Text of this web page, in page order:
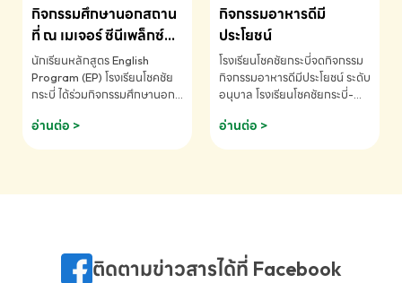
Competition K2 - ถ้วยรางวัล
รองชนะเลิศอันดับที่ 2 Mental
K2(Grop) โรงเรียนโชคชัยกระบี่-
สอบถามข้อมูลเพิ่มเติม โทร.
075-691910
กิจกรรมศึกษานอกสถาน
ที่ ณ เมเจอร์ ซีนีเพล็กซ์
ระดับประถมศึกษา (EP.1-
6)
นักเรียนหลักสูตร English
Program (EP) โรงเรียนโชคชัย
กระบี่ ได้ร่วมกิจกรรมศึกษานอก
ชมภาพยนตร์ Toy Story 5
(Soundtrack)เพื่อเสริมทักษะ
ภาษา ผ่านประสบการณ์การเรียนรู้
075-691910
อ่านต่อ >
กิจกรรมอาหารดีมี
ประโยชน์
โรงเรียนโชคชัยกระบี่จดกิจกรรม
กิจกรรมอาหารดีมีประโยชน์ ระดับ
อนุบาล โรงเรียนโชคชัยกระบี่-
075-691910
อ่านต่อ >
ติดตามข่าวสารได้ที่ Facebook